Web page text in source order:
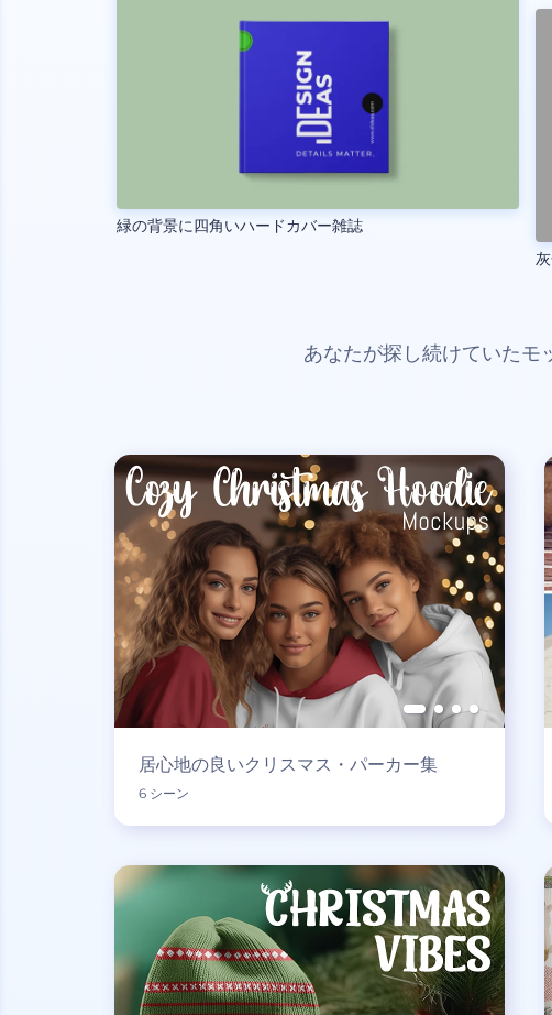
緑の背景に四角いハードカバー雑誌
あなたが探し続けていたモ
居心地の良いクリスマス・パーカー集
6 シーン